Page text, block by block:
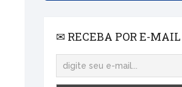
✉ RECEBA POR E-MAIL